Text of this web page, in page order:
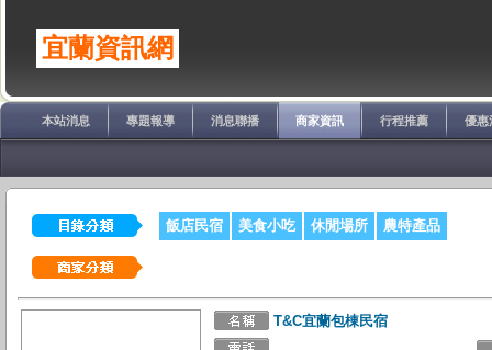
宜蘭資訊網
本站消息 專題報導 消息聯播 商家資訊 行程推薦 優惠
飯店民宿 美食小吃 休閒場所 農特產品
T&C宜蘭包棟民宿